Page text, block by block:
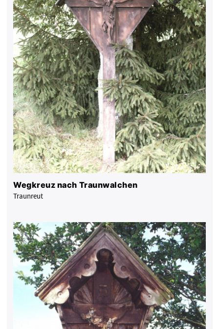
Wegkreuz nach Traunwalchen
Traunreut